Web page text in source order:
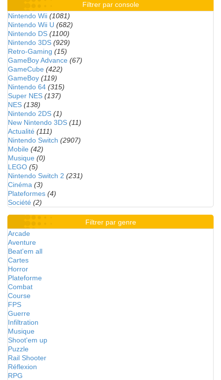
Filtrer par console
Nintendo Wii (1081)
Nintendo Wii U (682)
Nintendo DS (1100)
Nintendo 3DS (929)
Retro-Gaming (15)
GameBoy Advance (67)
GameCube (422)
GameBoy (119)
Nintendo 64 (315)
Super NES (137)
NES (138)
Nintendo 2DS (1)
New Nintendo 3DS (11)
Actualité (111)
Nintendo Switch (2907)
Mobile (42)
Musique (0)
LEGO (5)
Nintendo Switch 2 (231)
Cinéma (3)
Plateformes (4)
Société (2)
Filtrer par genre
Arcade
Aventure
Beat'em all
Cartes
Horror
Plateforme
Combat
Course
FPS
Guerre
Infiltration
Musique
Shoot'em up
Puzzle
Rail Shooter
Réflexion
RPG